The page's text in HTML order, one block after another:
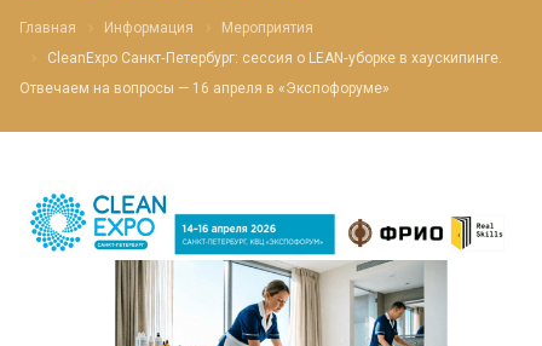
Главная Информация
Мероприятия
CleanExpo Санкт‑Петербург: сессия о LEAN‑уборке в хаускипинге.
Отвечаем на вопросы — 16 апреля в «Экспофоруме»